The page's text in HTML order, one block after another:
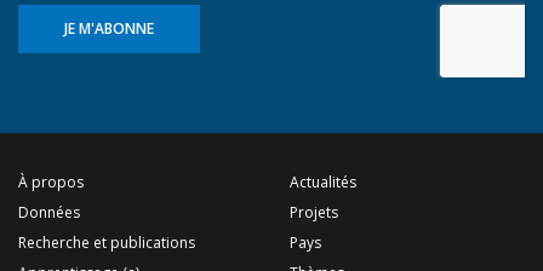
JE M'ABONNE
À propos
Données
Recherche et publications
Actualités
Projets
Pays